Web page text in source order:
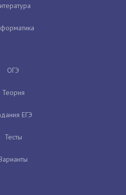
ОГЭ
Теория
ЕГЭ
Тесты